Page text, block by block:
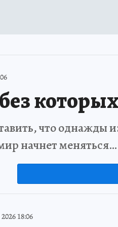
что однажды
начнет меняться…
18:06